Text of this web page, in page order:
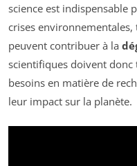
science est indispensable
crises environnementales,
peuvent contribuer à la
scientifiques doivent
besoins en matière de
leur impact sur la planète.